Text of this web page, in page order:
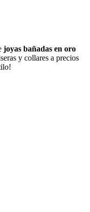
joyas bañadas en oro
y collares a precios